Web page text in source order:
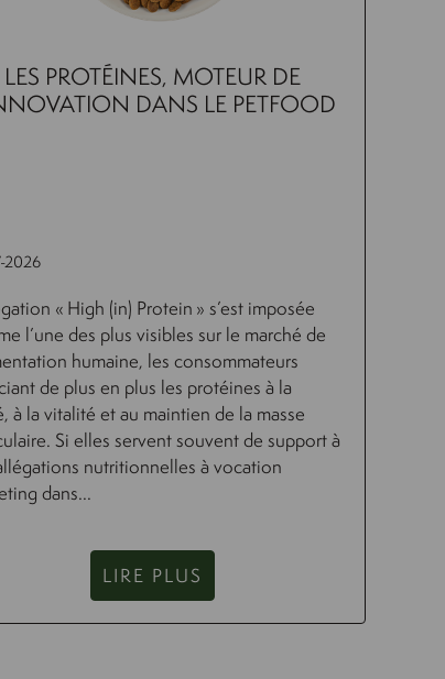
LES PROTÉINES, MOTEUR DE
DANS LE PETFOOD
2026
« High (in) Protein » s’est imposée
l’une des plus visibles sur le marché de
humaine, les consommateurs
de plus en plus les protéines à la
à la vitalité et au maintien de la masse
Si elles servent souvent de support à
nutritionnelles à vocation
dans...
LIRE PLUS